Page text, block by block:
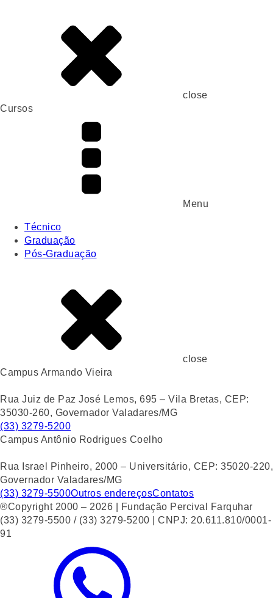
close
Cursos
Menu
Técnico
Graduação
Pós-Graduação
close
Campus Armando Vieira
Rua Juiz de Paz José Lemos, 695 – Vila Bretas, CEP:
35030-260, Governador Valadares/MG
(33) 3279-5200
Campus Antônio Rodrigues Coelho
Rua Israel Pinheiro, 2000 – Universitário, CEP: 35020-220,
Governador Valadares/MG
(33) 3279-5500Outros endereçosContatos
®Copyright 2000 – 2026 | Fundação Percival Farquhar
(33) 3279-5500 / (33) 3279-5200 | CNPJ: 20.611.810/0001-
91